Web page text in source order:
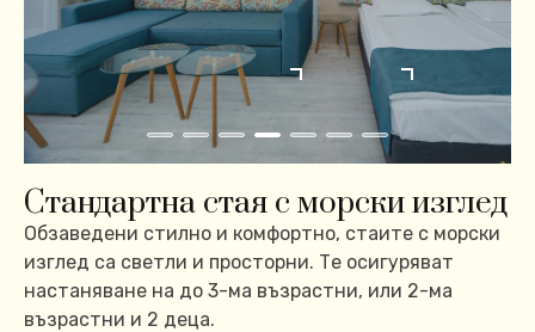
Стандартна стая с морски изглед
Обзаведени стилно и комфортно, стаите с морски
изглед са светли и просторни. Те осигуряват
настаняване на до 3-ма възрастни, или 2-ма
възрастни и 2 деца.